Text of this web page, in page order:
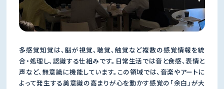
多感覚知覚は、脳が視覚、聴覚、触覚など複数の感覚情報を統
合・処理し、認識する仕組みです。日常生活では音と食感、表情と
声など、無意識に機能しています。この領域では、音楽やアートに
よって発生する美意識の高まりが心を動かす感覚の「余白」が大